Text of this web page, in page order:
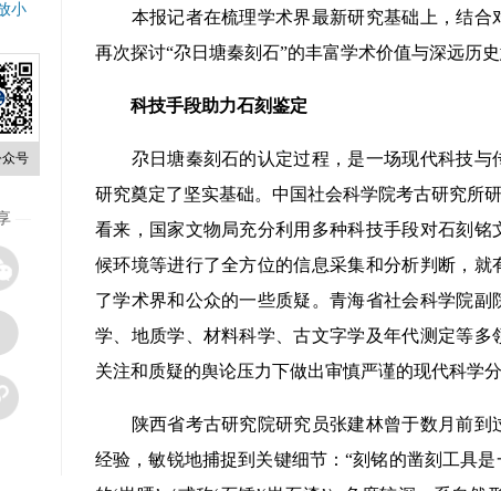
小
号
本报记者在梳理学术界最新研究基础上，结合
再次探讨“尕日塘秦刻石”的丰富学术价值与深远历史
科技手段助力石刻鉴定
尕日塘秦刻石的认定过程，是一场现代科技与
研究奠定了坚实基础。中国社会科学院考古研究所
看来，国家文物局充分利用多种科技手段对石刻
候环境等进行了全方位的信息采集和分析判断，
了学术界和公众的一些质疑。青海省社会科学院
学、地质学、材料科学、古文字学及年代测定等
关注和质疑的舆论压力下做出审慎严谨的现代科学分
陕西省考古研究院研究员张建林曾于数月前到
经验，敏锐地捕捉到关键细节：“刻铭的凿刻工具